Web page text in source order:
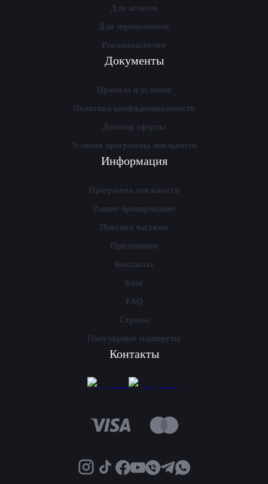
Для агентов
Для перевозчиков
Рекламодателям
Документы
Правила и условия
Политика конфиденциальности
Договор оферты
Условия программы лояльности
Информация
Программа лояльности
Раннее бронирование
Покупка частями
Приложение
Контакты
Блог
FAQ
Страны
Популярные маршруты
Контакты